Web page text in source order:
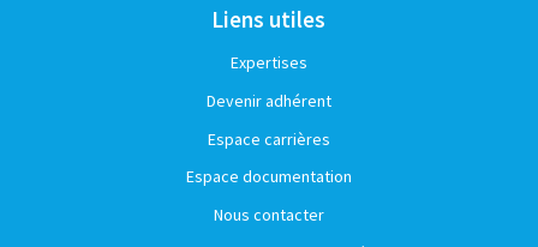
Liens utiles
Expertises
Devenir adhérent
Espace carrières
Espace documentation
Nous contacter